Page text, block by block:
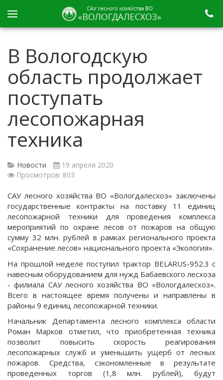
В Вологодскую
область продолжает
поступать
лесопожарная
техника
Новости
19 апреля 2020
Просмотров: 803
САУ лесного хозяйства ВО «Вологдалесхоз» заключены
государственные контракты на поставку 11 единиц
лесопожарной техники для проведения комплекса
мероприятий по охране лесов от пожаров на общую
сумму 32 млн. рублей в рамках регионального проекта
«Сохранение лесов» национального проекта «Экология».
На прошлой неделе поступил трактор BELARUS-952.3 с
навесным оборудованием для нужд Бабаевского лесхоза
- филиала САУ лесного хозяйства ВО «Вологдалесхоз».
Всего в настоящее время получены и направлены в
районы 9 единиц лесопожарной техники.
Начальник Департамента лесного комплекса области
Роман Марков отметил, что приобретенная техника
позволит повысить скорость реагирования
лесопожарных служб и уменьшить ущерб от лесных
пожаров. Средства, сэкономленные в результате
проведенных торгов (1,8 млн. рублей), будут